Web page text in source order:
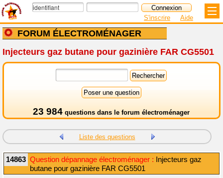
FORUM ÉLECTROMÉNAGER
S'inscrire Aide
Injecteurs gaz butane pour gazinière FAR CG5501
23 984 questions dans le forum électroménager
Liste des questions
14863 Question dépannage électroménager : Injecteurs gaz
butane pour gazinière FAR CG5501